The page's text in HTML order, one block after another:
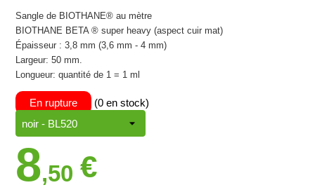
Sangle de BIOTHANE® au mètre
BIOTHANE BETA ® super heavy (aspect cuir mat)
Épaisseur : 3,8 mm (3,6 mm - 4 mm)
Largeur: 50 mm.
Longueur: quantité de 1 = 1 ml
En rupture (0 en stock)
8,50 €